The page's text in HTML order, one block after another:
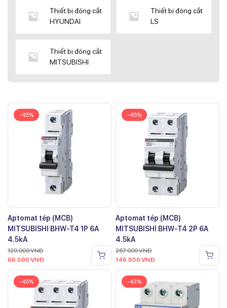
Thiết bị đóng cắt
HYUNDAI
Thiết bị đóng cắt
LS
Thiết bị đóng cắt
MITSUBISHI
-45%
Aptomat tép (MCB)
MITSUBISHI BHW-T4 1P 6A
4.5kA
120.000VNĐ
66.000 VNĐ
-45%
Aptomat tép (MCB)
MITSUBISHI BHW-T4 2P 6A
4.5kA
267.000VNĐ
146.850 VNĐ
-45% -43%